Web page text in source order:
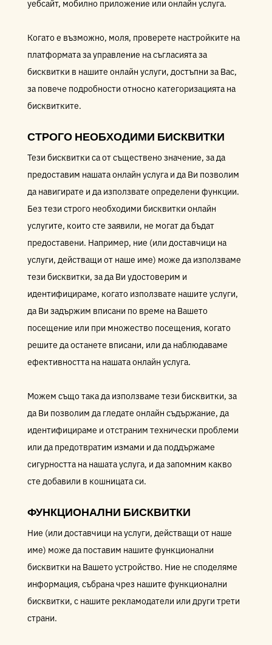
уебсайт, мобилно приложение или онлайн услуга.
Когато е възможно, моля, проверете настройките на
платформата за управление на съгласията за
бисквитки в нашите онлайн услуги, достъпни за Вас,
за повече подробности относно категоризацията на
бисквитките.
СТРОГО НЕОБХОДИМИ БИСКВИТКИ
Тези бисквитки са от съществено значение, за да
предоставим нашата онлайн услуга и да Ви позволим
да навигирате и да използвате определени функции.
Без тези строго необходими бисквитки онлайн
услугите, които сте заявили, не могат да бъдат
предоставени. Например, ние (или доставчици на
услуги, действащи от наше име) може да използваме
тези бисквитки, за да Ви удостоверим и
идентифицираме, когато използвате нашите услуги,
да Ви задържим вписани по време на Вашето
посещение или при множество посещения, когато
решите да останете вписани, или да наблюдаваме
ефективността на нашата онлайн услуга.
Можем също така да използваме тези бисквитки, за
да Ви позволим да гледате онлайн съдържание, да
идентифицираме и отстраним технически проблеми
или да предотвратим измами и да поддържаме
сигурността на нашата услуга, и да запомним какво
сте добавили в кошницата си.
ФУНКЦИОНАЛНИ БИСКВИТКИ
Ние (или доставчици на услуги, действащи от наше
име) може да поставим нашите функционални
бисквитки на Вашето устройство. Ние не споделяме
информация, събрана чрез нашите функционални
бисквитки, с нашите рекламодатели или други трети
страни.